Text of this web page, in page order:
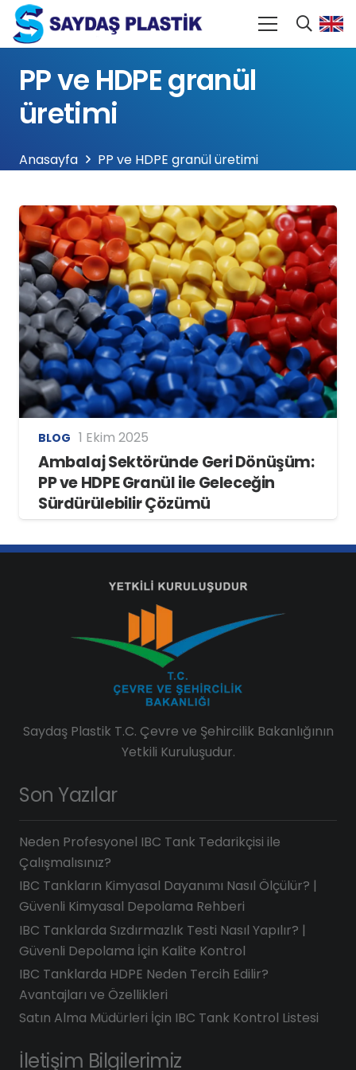
PP ve HDPE granül
üretimi
Anasayfa PP ve HDPE granül üretimi
BLOG 1 Ekim 2025
Ambalaj Sektöründe Geri Dönüşüm:
PP ve HDPE Granül ile Geleceğin
Sürdürülebilir Çözümü
Saydaş Plastik T.C. Çevre ve Şehircilik Bakanlığının
Yetkili Kuruluşudur.
Son Yazılar
Neden Profesyonel IBC Tank Tedarikçisi ile
Çalışmalısınız?
IBC Tankların Kimyasal Dayanımı Nasıl Ölçülür? |
Güvenli Kimyasal Depolama Rehberi
IBC Tanklarda Sızdırmazlık Testi Nasıl Yapılır? |
Güvenli Depolama İçin Kalite Kontrol
IBC Tanklarda HDPE Neden Tercih Edilir?
Avantajları ve Özellikleri
Satın Alma Müdürleri İçin IBC Tank Kontrol Listesi
İletişim Bilgilerimiz